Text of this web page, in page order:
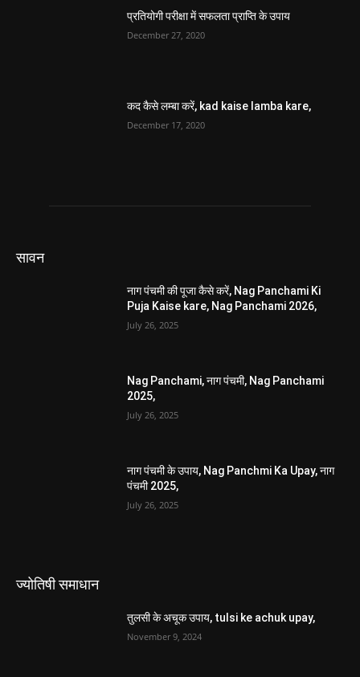
प्रतियोगी परीक्षा में सफलता प्राप्ति के उपाय
December 27, 2020
कद कैसे लम्बा करें, kad kaise lamba kare,
December 17, 2020
सावन
नाग पंचमी की पूजा कैसे करें, Nag Panchami Ki
Puja Kaise kare, Nag Panchami 2026,
July 26, 2025
Nag Panchami, नाग पंचमी, Nag Panchami
2025,
July 26, 2025
नाग पंचमी के उपाय, Nag Panchmi Ka Upay, नाग
पंचमी 2025,
July 26, 2025
ज्योतिषी समाधान
तुलसी के अचूक उपाय, tulsi ke achuk upay,
November 9, 2024